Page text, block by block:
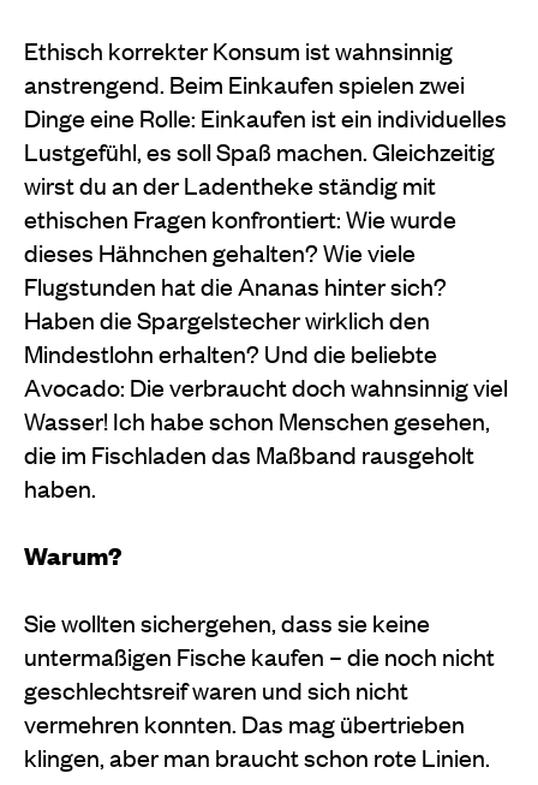
Ethisch korrekter Konsum ist wahnsinnig
anstrengend. Beim Einkaufen spielen zwei
Dinge eine Rolle: Einkaufen ist ein individuelles
Lustgefühl, es soll Spaß machen. Gleichzeitig
wirst du an der Ladentheke ständig mit
ethischen Fragen konfrontiert: Wie wurde
dieses Hähnchen gehalten? Wie viele
Flugstunden hat die Ananas hinter sich?
Haben die Spargelstecher wirklich den
Mindestlohn erhalten? Und die beliebte
Avocado: Die verbraucht doch wahnsinnig viel
Wasser! Ich habe schon Menschen gesehen,
die im Fischladen das Maßband rausgeholt
haben.
Warum?
Sie wollten sichergehen, dass sie keine
untermaßigen Fische kaufen – die noch nicht
geschlechtsreif waren und sich nicht
vermehren konnten. Das mag übertrieben
klingen, aber man braucht schon rote Linien.